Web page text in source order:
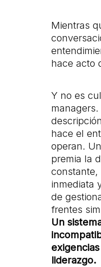
Mientras
hace acto
Y no es
managers.
hace el
operan.
premia la
constante,
inmediata
de
frentes
Un
liderazgo.